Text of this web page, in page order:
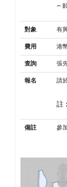
–
對象 有
費用 港
查詢 張
報名 請
註
備註 參